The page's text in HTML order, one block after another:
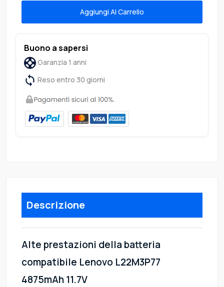
Aggiungi Al Carrello
Buono a sapersi
Garanzia 1 anni
Reso entro 30 giorni
Descrizione
Alte prestazioni della batteria
compatibile Lenovo L22M3P77
4875mAh 11.7V